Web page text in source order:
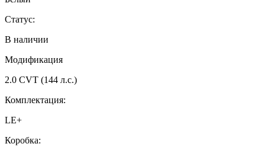
Статус:
В наличии
Модификация
2.0 CVT (144 л.с.)
Комплектация:
LE+
Коробка: